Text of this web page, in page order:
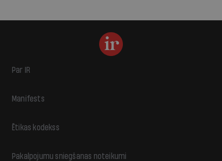
Par IR
Manifests
Ētikas kodekss
Pakalpojumu sniegšanas noteikumi